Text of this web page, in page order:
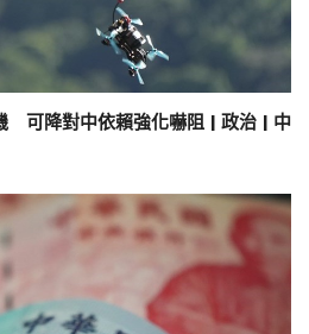
可降對中依賴強化嚇阻 | 政治 | 中